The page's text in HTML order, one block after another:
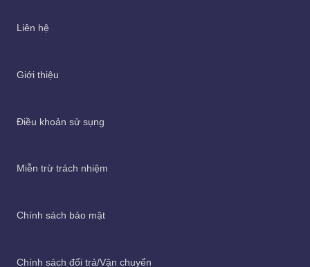
Liên hệ
Giới thiệu
Điều khoản sử sụng
Miễn trừ trách nhiệm
Chính sách bảo mật
Chính sách đổi trả/Vận chuyển